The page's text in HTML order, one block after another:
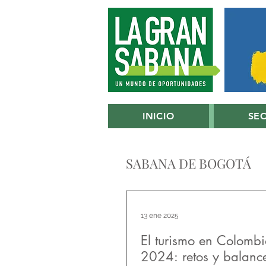
INICIO
SABANA DE BOGOTÁ
El turismo en
2024: retos y
13 ene 2025